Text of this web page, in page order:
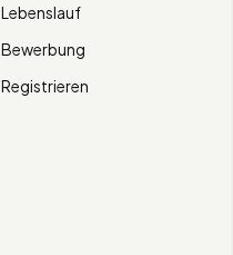
Lebenslauf
Bewerbung
Registrieren